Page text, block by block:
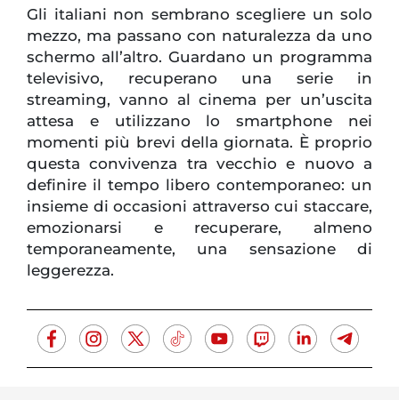
Gli italiani non sembrano scegliere un solo
mezzo, ma passano con naturalezza da uno
schermo all’altro. Guardano un programma
televisivo, recuperano una serie in
streaming, vanno al cinema per un’uscita
attesa e utilizzano lo smartphone nei
momenti più brevi della giornata. È proprio
questa convivenza tra vecchio e nuovo a
definire il tempo libero contemporaneo: un
insieme di occasioni attraverso cui staccare,
emozionarsi e recuperare, almeno
temporaneamente, una sensazione di
leggerezza.